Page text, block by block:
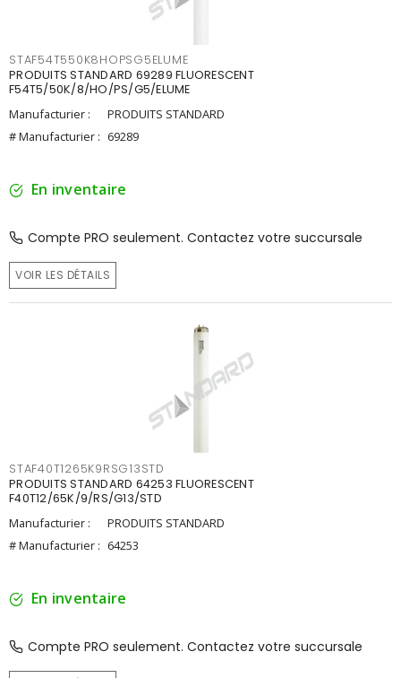
STAF54T550K8HOPSG5ELUME
PRODUITS STANDARD 69289 FLUORESCENT
F54T5/50K/8/HO/PS/G5/ELUME
Manufacturier :
PRODUITS STANDARD
# Manufacturier : 69289
En inventaire
Compte PRO seulement. Contactez votre succursale
VOIR LES DÉTAILS
STAF40T1265K9RSG13STD
PRODUITS STANDARD 64253 FLUORESCENT
F40T12/65K/9/RS/G13/STD
Manufacturier :
PRODUITS STANDARD
# Manufacturier : 64253
En inventaire
Compte PRO seulement. Contactez votre succursale